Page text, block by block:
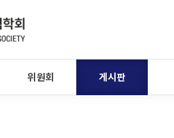
위원회 게시판